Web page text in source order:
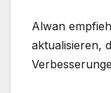
Alwan
aktualisieren,